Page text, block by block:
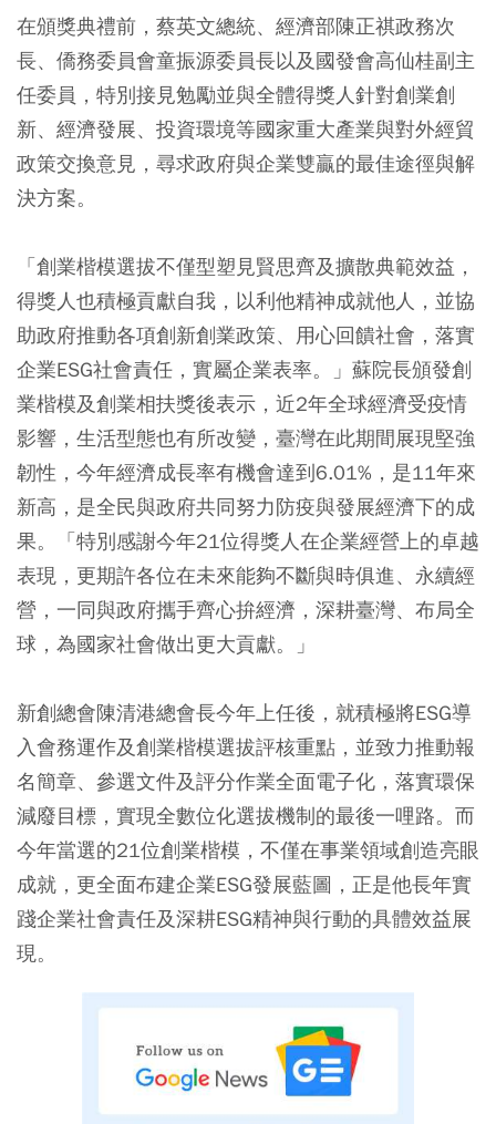
在頒獎典禮前，蔡英文總統、經濟部陳正祺政務次
長、僑務委員會童振源委員長以及國發會高仙桂副主
任委員，特別接見勉勵並與全體得獎人針對創業創
新、經濟發展、投資環境等國家重大產業與對外經貿
政策交換意見，尋求政府與企業雙贏的最佳途徑與解
決方案。
「創業楷模選拔不僅型塑見賢思齊及擴散典範效益，
得獎人也積極貢獻自我，以利他精神成就他人，並協
助政府推動各項創新創業政策、用心回饋社會，落實
企業ESG社會責任，實屬企業表率。」蘇院長頒發創
業楷模及創業相扶獎後表示，近2年全球經濟受疫情
影響，生活型態也有所改變，臺灣在此期間展現堅強
韌性，今年經濟成長率有機會達到6.01%，是11年來
新高，是全民與政府共同努力防疫與發展經濟下的成
果。「特別感謝今年21位得獎人在企業經營上的卓越
表現，更期許各位在未來能夠不斷與時俱進、永續經
營，一同與政府攜手齊心拚經濟，深耕臺灣、布局全
球，為國家社會做出更大貢獻。」
新創總會陳清港總會長今年上任後，就積極將ESG導
入會務運作及創業楷模選拔評核重點，並致力推動報
名簡章、參選文件及評分作業全面電子化，落實環保
減廢目標，實現全數位化選拔機制的最後一哩路。而
今年當選的21位創業楷模，不僅在事業領域創造亮眼
成就，更全面布建企業ESG發展藍圖，正是他長年實
踐企業社會責任及深耕ESG精神與行動的具體效益展
現。